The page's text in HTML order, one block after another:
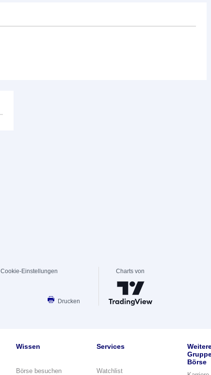
Cookie-Einstellungen
Drucken
Charts von
Wissen
Börse besuchen
Services
Watchlist
Börse